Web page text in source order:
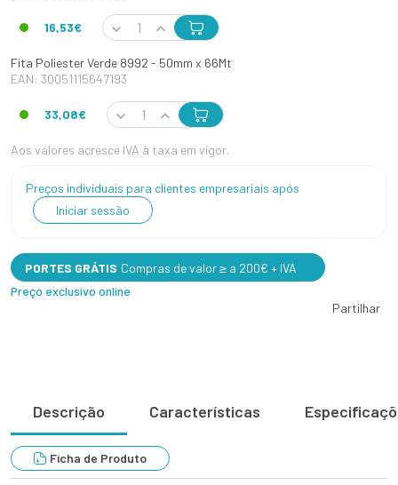
16,53€
Fita Poliester Verde 8992 - 50mm x 66Mt
EAN: 30051115647193
33,08€
Aos valores acresce IVA à taxa em vigor.
Preços individuais para clientes empresariais após
Iniciar sessão
PORTES GRÁTIS Compras de valor ≥ a 200€ + IVA
Preço exclusivo online
Partilhar
Descrição Características
Ficha de Produto